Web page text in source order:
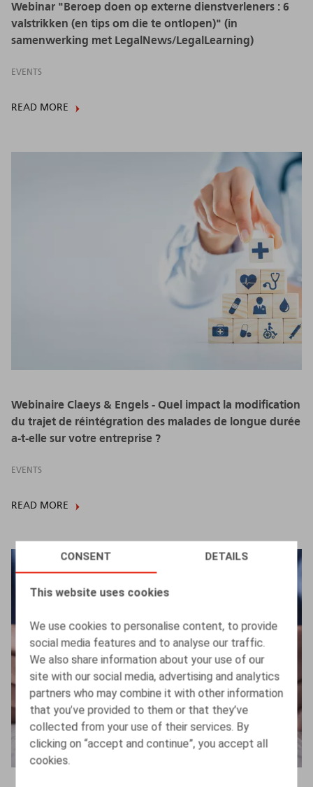
CONSENT DETAILS
This website uses cookies
We use cookies to personalise content, to provide
social media features and to analyse our traffic.
We also share information about your use of our
site with our social media, advertising and analytics
partners who may combine it with other information
that you’ve provided to them or that they’ve
collected from your use of their services. By
clicking on “accept and continue”, you accept all
cookies.
Webinar "Beroep doen op externe dienstverleners : 6
valstrikken (en tips om die te ontlopen)" (in
samenwerking met LegalNews/LegalLearning)
EVENTS
READ MORE
Webinaire Claeys & Engels - Quel impact la modification
du trajet de réintégration des malades de longue durée
a-t-elle sur votre entreprise ?
EVENTS
READ MORE